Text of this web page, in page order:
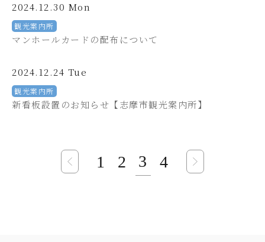
2024.12.30 Mon
観光案内所
マンホールカードの配布について
2024.12.24 Tue
観光案内所
新看板設置のお知らせ【志摩市観光案内所】
1 2 3 4